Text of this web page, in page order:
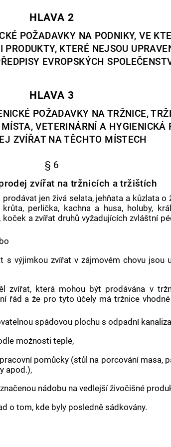
HLAVA 2
POŽADAVKY NA PODNIKY, VE
KTERÉ NEJSOU
EVROPSKÝCH
HLAVA 3
POŽADAVKY NA TRŽNICE,
VETERINÁRNÍ A HYGIENICKÁ
ZVÍŘAT NA TĚCHTO MÍSTECH
§ 6
zvířat na tržnicích a tržištích
jen živá selata, jehňata a kůzlata
perlička, kachna a husa, holuby,
a zvířat druhů vyžadujících zvláštní
s výjimkou zvířat v zájmovém chovu jsou
zvířat, která mohou být prodávána v
řád a že pro tyto účely má tržnice
spádovou plochu s odpadní
možnosti teplé,
pomůcky (stůl na porcování masa,
apod.),
nádobu na vedlejší živočišné
o tom, kde byly posledně sádkovány.